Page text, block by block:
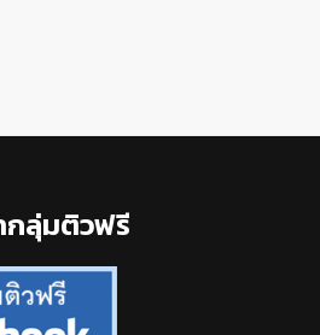
กลุ่มติวฟรี